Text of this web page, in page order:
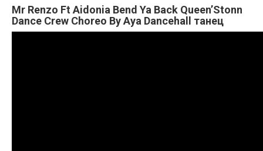
Mr Renzo Ft Aidonia Bend Ya Back Queen’Stonn
Dance Crew Choreo By Aya Dancehall танец